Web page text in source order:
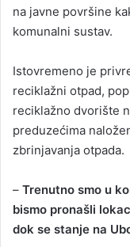
na javne površine
komunalni sustav.
Istovremeno je
reciklažni otpad,
reciklažno dvorište
preduzećima
zbrinjavanja otpada.
– Trenutno smo u
bismo pronašli
dok se stanje na